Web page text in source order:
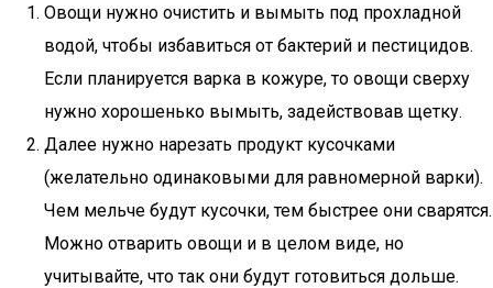
Овощи нужно очистить и вымыть под прохладной
водой, чтобы избавиться от бактерий и пестицидов.
Если планируется варка в кожуре, то овощи сверху
нужно хорошенько вымыть, задействовав щетку.
Далее нужно нарезать продукт кусочками
(желательно одинаковыми для равномерной варки).
Чем мельче будут кусочки, тем быстрее они сварятся.
Можно отварить овощи и в целом виде, но
учитывайте, что так они будут готовиться дольше.